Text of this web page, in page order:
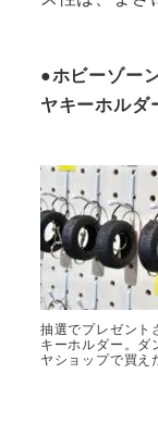
●ホビーゾー
ヤキーホルダ
抽選でプレゼント
キーホルダー。ダ
ヤショップで買え